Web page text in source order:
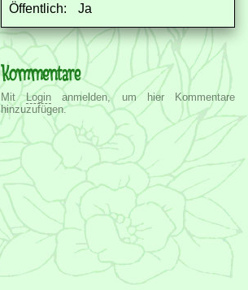
Öffentlich:
Ja
Kommentare
MitLogin anmelden, um hier Kommentare
hinzuzufügen.